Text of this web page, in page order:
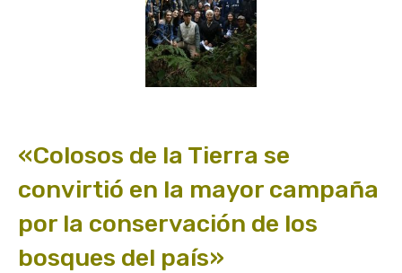
«Colosos de la Tierra se
convirtió en la mayor campaña
por la conservación de los
bosques del país»